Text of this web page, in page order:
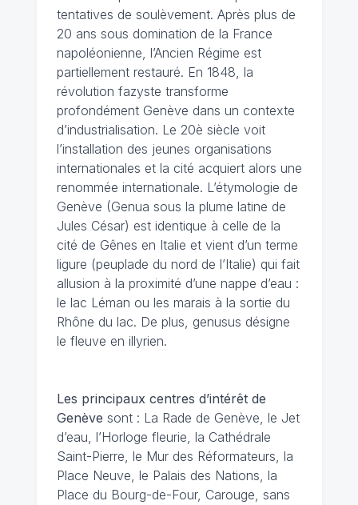
tentatives de soulèvement. Après plus de
20 ans sous domination de la France
napoléonienne, l’Ancien Régime est
partiellement restauré. En 1848, la
révolution fazyste transforme
profondément Genève dans un contexte
d’industrialisation. Le 20è siècle voit
l’installation des jeunes organisations
internationales et la cité acquiert alors une
renommée internationale. L’étymologie de
Genève (Genua sous la plume latine de
Jules César) est identique à celle de la
cité de Gênes en Italie et vient d’un terme
ligure (peuplade du nord de l’Italie) qui fait
allusion à la proximité d’une nappe d’eau :
le lac Léman ou les marais à la sortie du
Rhône du lac. De plus, genusus désigne
le fleuve en illyrien.
Les principaux centres d’intérêt de
Genève sont : La Rade de Genève, le Jet
d’eau, l’Horloge fleurie, la Cathédrale
Saint-Pierre, le Mur des Réformateurs, la
Place Neuve, le Palais des Nations, la
Place du Bourg-de-Four, Carouge, sans